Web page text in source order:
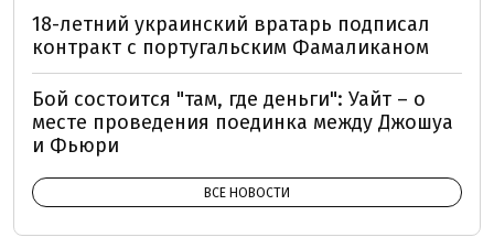
18-летний украинский вратарь подписал
контракт с португальским Фамаликаном
Бой состоится "там, где деньги": Уайт – о
месте проведения поединка между Джошуа
и Фьюри
ВСЕ НОВОСТИ